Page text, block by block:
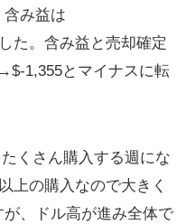
み益は
た。含み益と売却確定
とマイナスに転
くさん購入する週にな
上の購入なので大きく
、ドル高が進み全体で